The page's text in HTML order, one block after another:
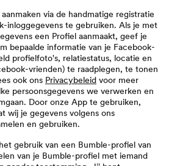
via de handmatige registratie
inloggegevens te gebruiken. Als je met
een Profiel aanmaakt, geef je
bepaalde informatie van je Facebook-
profielfoto's, relatiestatus, locatie en
vrienden) te raadplegen, te tonen
ook ons Privacybeleid voor meer
persoonsgegevens we verwerken en
Door onze App te gebruiken,
wij je gegevens volgens ons
en gebruiken.
gebruik van een Bumble-profiel van
van je Bumble-profiel met iemand